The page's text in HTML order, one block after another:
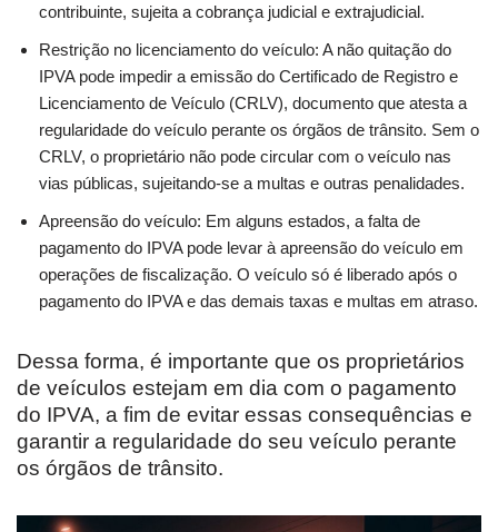
contribuinte, sujeita a cobrança judicial e extrajudicial.
Restrição no licenciamento do veículo: A não quitação do
IPVA pode impedir a emissão do Certificado de Registro e
Licenciamento de Veículo (CRLV), documento que atesta a
regularidade do veículo perante os órgãos de trânsito. Sem o
CRLV, o proprietário não pode circular com o veículo nas
vias públicas, sujeitando-se a multas e outras penalidades.
Apreensão do veículo: Em alguns estados, a falta de
pagamento do IPVA pode levar à apreensão do veículo em
operações de fiscalização. O veículo só é liberado após o
pagamento do IPVA e das demais taxas e multas em atraso.
Dessa forma, é importante que os proprietários
de veículos estejam em dia com o pagamento
do IPVA, a fim de evitar essas consequências e
garantir a regularidade do seu veículo perante
os órgãos de trânsito.